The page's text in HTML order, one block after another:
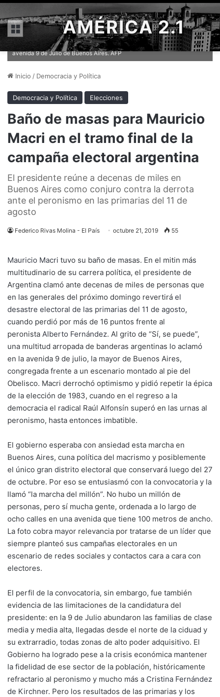
Menú AMÉRICA 2.1
Vista panorámica de la marcha organizada por el macrismo en la
avenida 9 de Julio de Buenos Aires. AFP
Inicio / Democracia y Política
Democracia y Política Elecciones
Baño de masas para Mauricio
Macri en el tramo final de la
campaña electoral argentina
El presidente reúne a decenas de miles en
Buenos Aires como conjuro contra la derrota
ante el peronismo en las primarias del 11 de
agosto
Federico Rivas Molina - El País octubre 21, 2019 55
Mauricio Macri tuvo su baño de masas. En el mitin más
multitudinario de su carrera política, el presidente de
Argentina clamó ante decenas de miles de personas que
en las generales del próximo domingo revertirá el
desastre electoral de las primarias del 11 de agosto,
cuando perdió por más de 16 puntos frente al
peronista Alberto Fernández. Al grito de “Sí, se puede”,
una multitud arropada de banderas argentinas lo aclamó
en la avenida 9 de julio, la mayor de Buenos Aires,
congregada frente a un escenario montado al pie del
Obelisco. Macri derrochó optimismo y pidió repetir la épica
de la elección de 1983, cuando en el regreso a la
democracia el radical Raúl Alfonsín superó en las urnas al
peronismo, hasta entonces imbatible.
El gobierno esperaba con ansiedad esta marcha en
Buenos Aires, cuna política del macrismo y posiblemente
el único gran distrito electoral que conservará luego del 27
de octubre. Por eso se entusiasmó con la convocatoria y la
llamó “la marcha del millón”. No hubo un millón de
personas, pero sí mucha gente, ordenada a lo largo de
ocho calles en una avenida que tiene 100 metros de ancho.
La foto cobra mayor relevancia por tratarse de un líder que
siempre planteó sus campañas electorales en un
escenario de redes sociales y contactos cara a cara con
electores.
El perfil de la convocatoria, sin embargo, fue también
evidencia de las limitaciones de la candidatura del
presidente: en la 9 de Julio abundaron las familias de clase
media y media alta, llegadas desde el norte de la ciduad y
su extrarradio, todas zonas de alto poder adquisitivo. El
Gobierno ha logrado pese a la crisis económica mantener
la fidelidad de ese sector de la población, históricamente
refractario al peronismo y mucho más a Cristina Fernández
de Kirchner. Pero los resultados de las primarias y los